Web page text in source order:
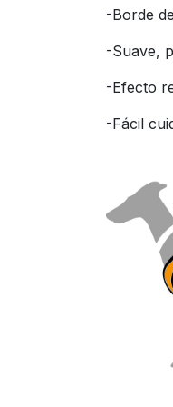
-Borde
-Suave,
-Efecto
-Fácil